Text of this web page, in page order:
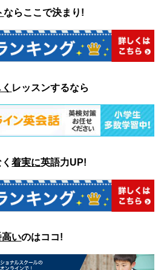
ならここで決まり!
レッスンするなら
く着実に英語力UP!
高いのはココ!